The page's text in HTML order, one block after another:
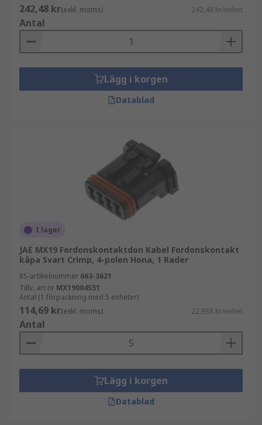
Se också
[Kablage]( https://se.rs-
online.com/web/c/cables-wires/ Industriella
online.com/web/c/conne)
Industriella kontaktdon
242,48 kr(exkl. moms) 242,48 kr/enhet
Antal
Lägg i korgen
Datablad
I lager
JAE MX19 Fordonskontaktdon Kabel Fordonskontakt
kåpa Svart Crimp, 4-polen Hona, 1 Rader
RS-artikelnummer 663-3621
Tillv. art.nr MX19004S51
Antal (1 förpackning med 5 enheter)
114,69 kr(exkl. moms) 22,938 kr/enhet
Antal
Lägg i korgen
Datablad